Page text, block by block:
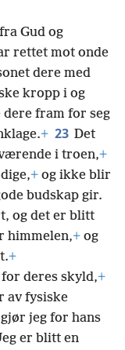
Gud og
rettet mot onde
dere med
kropp i og
dere fram for seg
+ 23 Det
i troen,+
+ og ikke blir
budskap gir.
og det er blitt
himmelen,+ og
+
deres skyld,+
av fysiske
jeg for hans
er blitt en